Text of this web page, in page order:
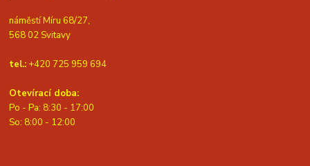
náměstí Míru 68/27,
568 02 Svitavy
tel.: +420 725 959 694
Otevírací doba:
Po - Pa: 8:30 - 17:00
So: 8:00 - 12:00